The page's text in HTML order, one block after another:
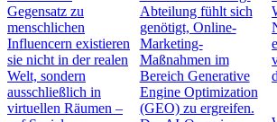
Gegensatz zu
menschlichen
Influencern existieren
sie nicht in der realen
Welt, sondern
ausschließlich in
virtuellen Räumen –
Abteilung fühlt sich
genötigt, Online-
Marketing-
Maßnahmen im
Bereich Generative
Engine Optimization
(GEO) zu ergreifen.